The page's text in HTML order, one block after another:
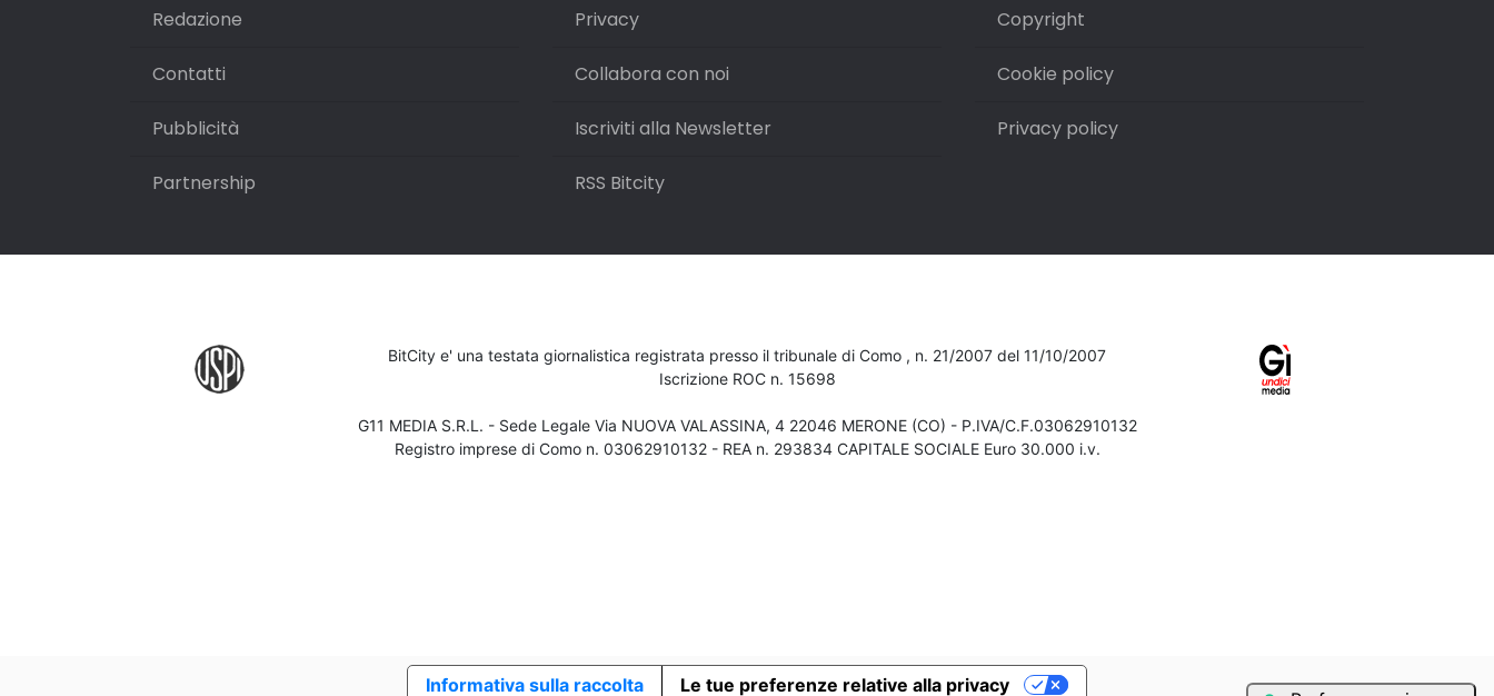
Redazione
Contatti
Pubblicità
Partnership
Privacy
Collabora con noi
Iscriviti alla Newsletter
RSS Bitcity
Copyright
Cookie policy
Privacy policy
BitCity e' una testata giornalistica registrata presso il tribunale di Como , n. 21/2007 del 11/10/2007
Iscrizione ROC n. 15698
G11 MEDIA S.R.L. - Sede Legale Via NUOVA VALASSINA, 4 22046 MERONE (CO) - P.IVA/C.F.03062910132
Registro imprese di Como n. 03062910132 - REA n. 293834 CAPITALE SOCIALE Euro 30.000 i.v.
Informativa sulla raccolta Le tue preferenze relative alla privacy